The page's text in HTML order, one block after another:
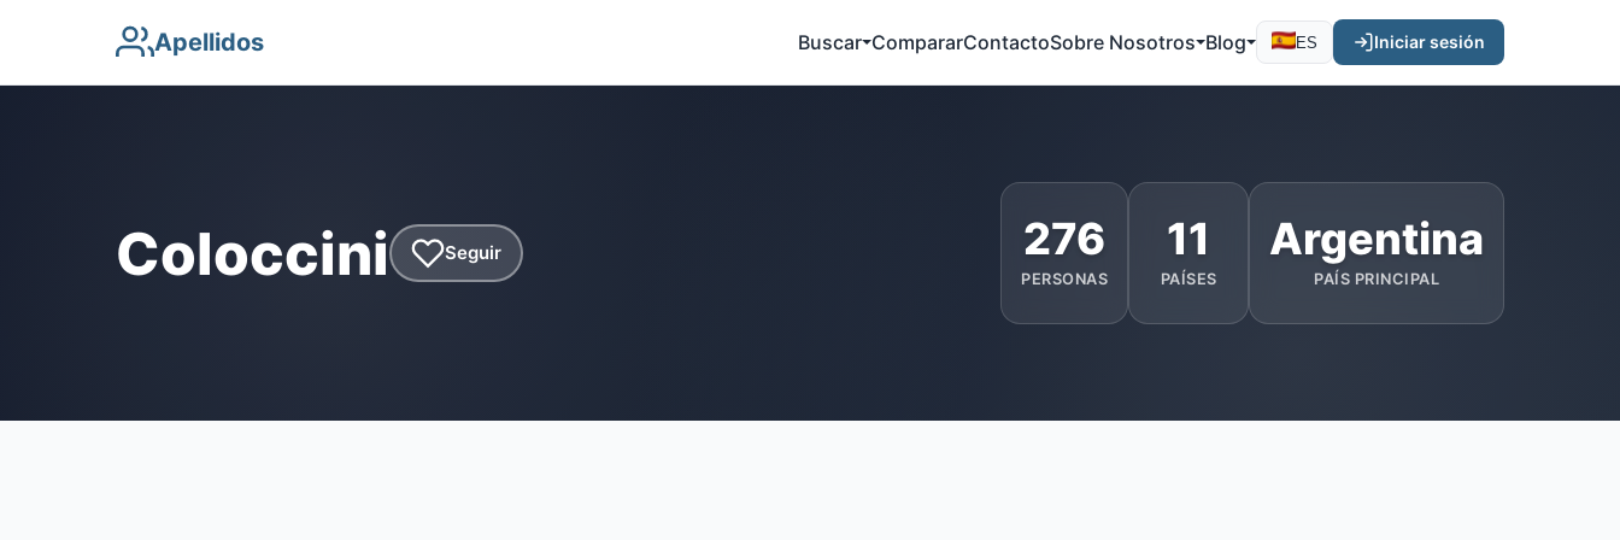
Apellidos Buscar CompararContactoSobre Nosotros Blog ES Iniciar sesión
Coloccini Seguir 276
PERSONAS
11
PAÍSES
Argentina
PAÍS PRINCIPAL